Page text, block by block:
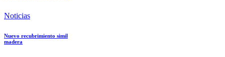
Noticias
Nuevo recubrimiento simil
madera